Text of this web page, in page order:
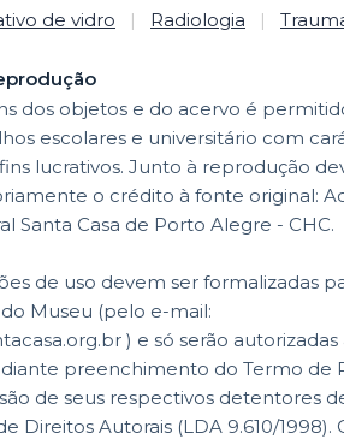
de vidro | Radiologia |
dos objetos e do acervo é
escolares e universitário com
lucrativos. Junto à reprodução
o crédito à fonte original:
Santa Casa de Porto Alegre - CHC.
de uso devem ser formalizadas
Museu (pelo e-mail:
) e só serão autorizadas
preenchimento do Termo de
de seus respectivos detentores
Direitos Autorais (LDA 9.610/1998).